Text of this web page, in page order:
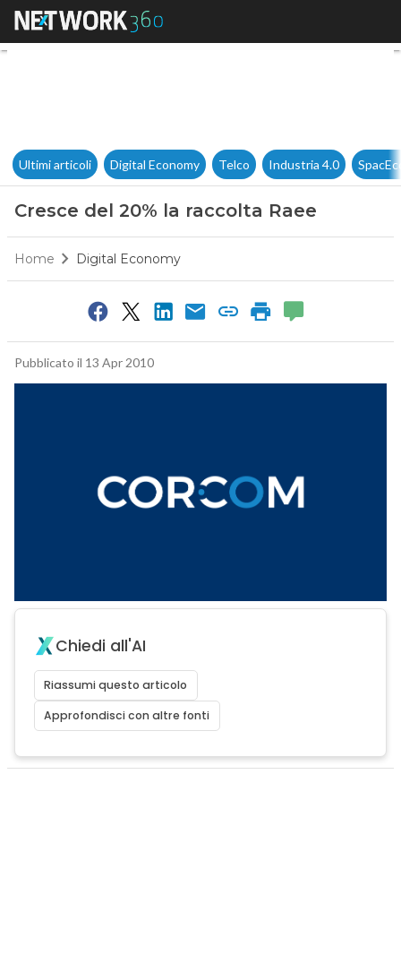
Cresce del 20% la raccolta
Ultimi articoli Digital Economy Telco Industria 4.0
Cresce del 20% la raccolta Raee
Home Digital Economy
Pubblicato il 13 Apr 2010
Chiedi all'AI
Riassumi questo articolo
Approfondisci con altre fonti